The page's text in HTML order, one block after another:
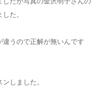
た。
うので正解が無いんです
しました。